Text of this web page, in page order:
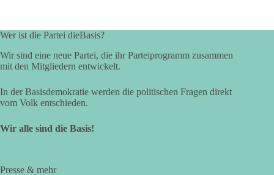
Wer ist die Partei dieBasis?
Wir sind eine neue Partei, die ihr Parteiprogramm zusammen
mit den Mitgliedern entwickelt.
In der Basisdemokratie werden die politischen Fragen direkt
vom Volk entschieden.
Wir alle sind die Basis!
Presse & mehr